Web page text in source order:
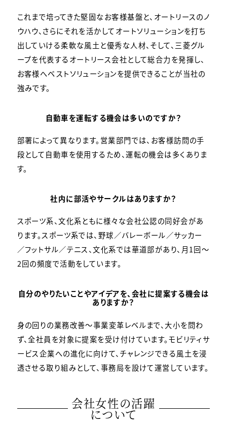
これまで培ってきた堅固なお客様基盤と、オートリースのノ
ウハウ、さらにそれを活かしてオートソリューションを打ち
出していける柔軟な風土と優秀な人材、そして、三菱グル
ープを代表するオートリース会社として総合力を発揮し、
お客様へベストソリューションを提供できることが当社の
強みです。
自動車を運転する機会は多いのですか？
部署によって異なります。営業部門では、お客様訪問の手
段として自動車を使用するため、運転の機会は多くありま
す。
社内に部活やサークルはありますか？
スポーツ系、文化系ともに様々な会社公認の同好会があ
ります。スポーツ系では、野球／バレーボール／サッカー
／フットサル／テニス、文化系では華道部があり、月1回～
2回の頻度で活動をしています。
自分のやりたいことやアイデアを、会社に提案する機会は
ありますか？
身の回りの業務改善〜事業変革レベルまで、大小を問わ
ず、全社員を対象に提案を受け付けています。モビリティサ
ービス企業への進化に向けて、チャレンジできる風土を浸
透させる取り組みとして、事務局を設けて運営しています。
会社女性の活躍
について